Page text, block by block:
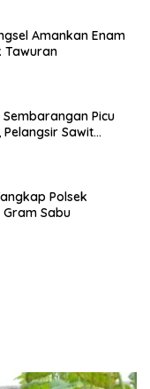
Amankan Enam
Tawuran
Picu
Sawit
Polsek
Gram Sabu